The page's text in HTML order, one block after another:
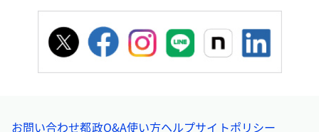
お問い合わせ都政Q&A使い方ヘルプサイトポリシー